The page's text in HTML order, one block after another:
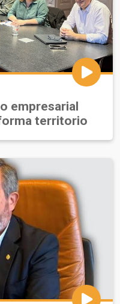
empresarial
territorio